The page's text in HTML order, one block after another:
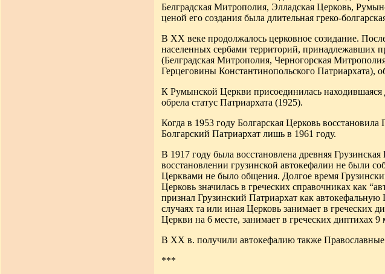
Белградская Митрополия, Элладская Церковь,
ценой его создания была длительная греко-
В XX веке продолжалось церковное созидание.
населенных сербами территорий,
(Белградская Митрополия, Черногорская
Герцеговины Константинопольского Патриархата),
К Румынской Церкви присоединилась
обрела статус Патриархата (1925).
Когда в 1953 году Болгарская Церковь
Болгарский Патриархат лишь в 1961 году.
В 1917 году была восстановлена древняя
восстановлении грузинской автокефалии не были
Церквами не было общения. Долгое время
Церковь значилась в греческих справочниках как
признал Грузинский Патриархат как
случаях та или иная Церковь занимает в греческих
Церкви на 6 месте, занимает в греческих диптихах 9
В XX в. получили автокефалию также
***